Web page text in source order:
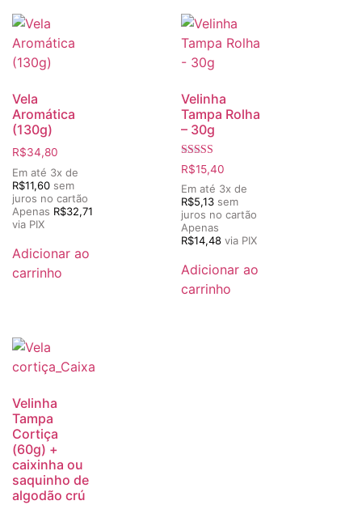
Vela
Aromática
(130g)
R$34,80
Em até 3x de
R$11,60 sem
juros no cartão
Apenas R$32,71
via PIX
Adicionar ao
carrinho
Velinha
Tampa Rolha
– 30g
Avaliação
5.00
de 5
R$15,40
Em até 3x de
R$5,13 sem
juros no cartão
Apenas
R$14,48 via PIX
Adicionar ao
carrinho
Velinha
Tampa
Cortiça
(60g) +
caixinha ou
saquinho de
algodão crú